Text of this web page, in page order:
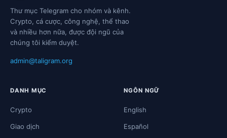
Thư mục Telegram cho nhóm và kênh.
Crypto, cá cược, công nghệ, thể thao
và nhiều hơn nữa, được đội ngũ của
chúng tôi kiểm duyệt.
admin@taligram.org
DANH MỤC
Crypto
Giao dịch
NGÔN NGỮ
English
Español